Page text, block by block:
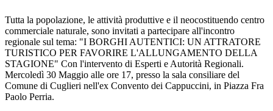
Tutta la popolazione, le attività produttive e il neocostituendo centro
commerciale naturale, sono invitati a partecipare all'incontro
regionale sul tema: "I BORGHI AUTENTICI: UN ATTRATORE
TURISTICO PER FAVORIRE L'ALLUNGAMENTO DELLA
STAGIONE" Con l'intervento di Esperti e Autorità Regionali.
Mercoledì 30 Maggio alle ore 17, presso la sala consiliare del
Comune di Cuglieri nell'ex Convento dei Cappuccini, in Piazza Fra
Paolo Perria.